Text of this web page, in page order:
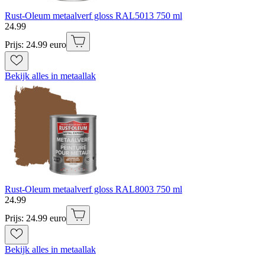
Rust-Oleum metaalverf gloss RAL5013 750 ml
24.99
Prijs: 24.99 euro
Bekijk alles in metaallak
Rust-Oleum metaalverf gloss RAL8003 750 ml
24.99
Prijs: 24.99 euro
Bekijk alles in metaallak